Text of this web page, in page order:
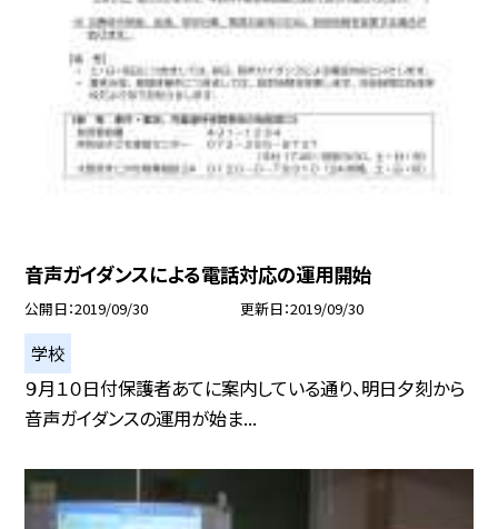
音声ガイダンスによる電話対応の運用開始
公開日 2019/09/30 更新日 2019/09/30
学校
９月１０日付保護者あてに案内している通り、明日夕刻から
音声ガイダンスの運用が始ま...